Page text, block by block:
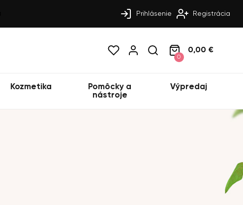
Prihlásenie Registrácia
0
0,00 €
Kozmetika
Pomôcky a
nástroje
Výpredaj